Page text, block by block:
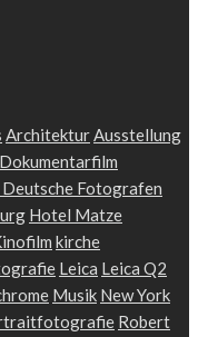
ArchitekturAusstellung
Dokumentarfilm
Fotografen
Hotel Matze
kirche
Leica Leica Q2
Musik New York
Robert